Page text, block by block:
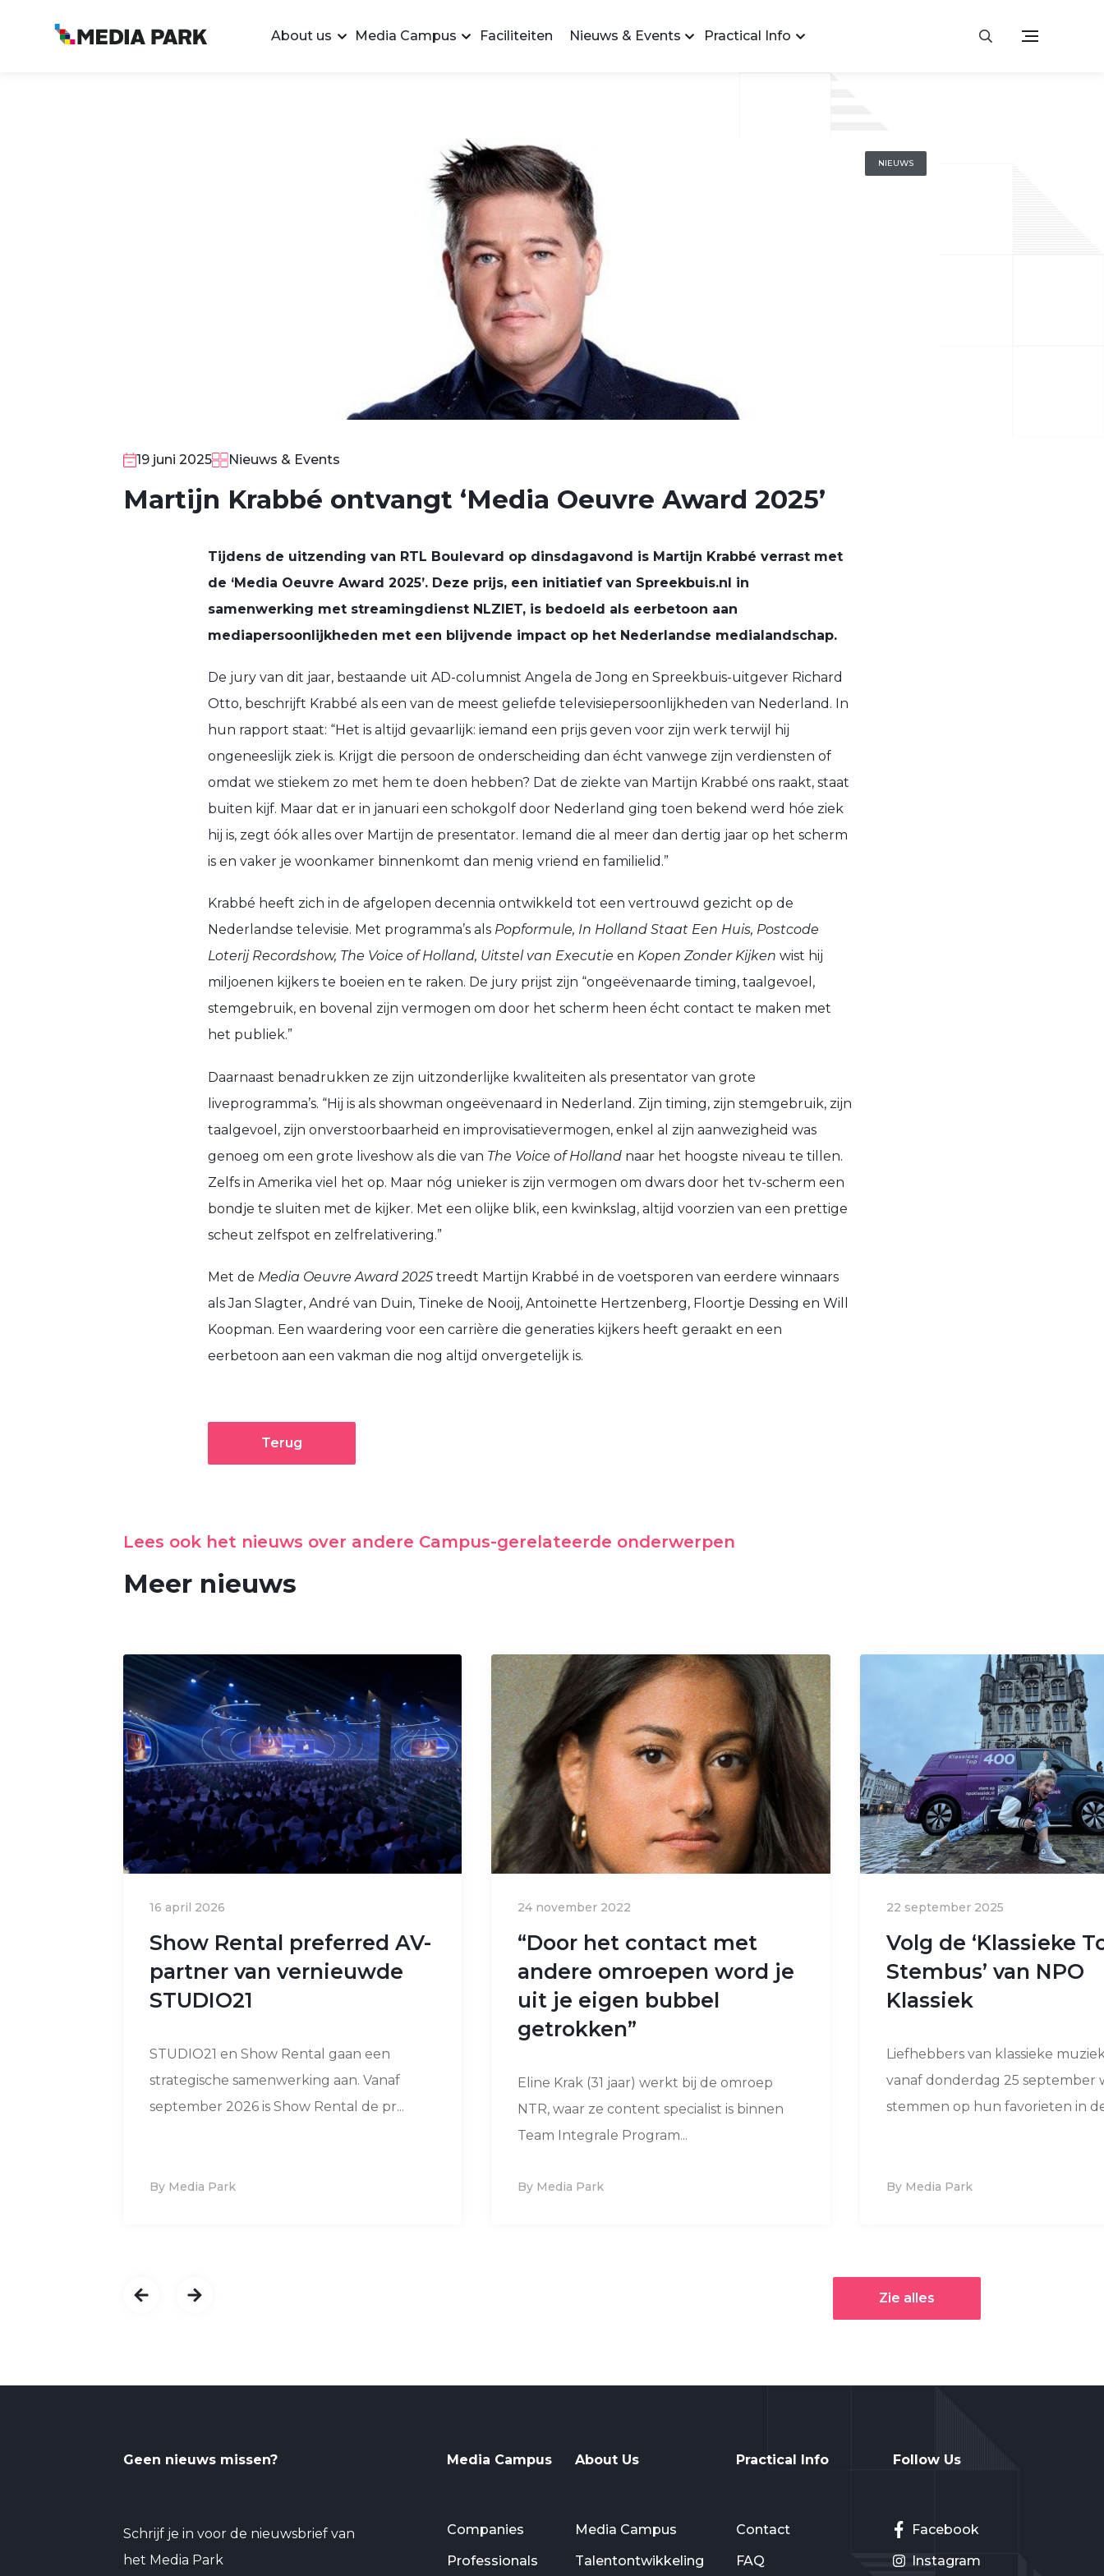
About us Media Campus Faciliteiten Nieuws & Events Practical Info
NIEUWS
19 juni 2025 Nieuws & Events
Martijn Krabbé ontvangt ‘Media Oeuvre Award 2025’
Tijdens de uitzending van RTL Boulevard op dinsdagavond is Martijn Krabbé verrast met
de ‘Media Oeuvre Award 2025’. Deze prijs, een initiatief van Spreekbuis.nl in
samenwerking met streamingdienst NLZIET, is bedoeld als eerbetoon aan
mediapersoonlijkheden met een blijvende impact op het Nederlandse medialandschap.
De jury van dit jaar, bestaande uit AD-columnist Angela de Jong en Spreekbuis-uitgever Richard
Otto, beschrijft Krabbé als een van de meest geliefde televisiepersoonlijkheden van Nederland. In
hun rapport staat: “Het is altijd gevaarlijk: iemand een prijs geven voor zijn werk terwijl hij
ongeneeslijk ziek is. Krijgt die persoon de onderscheiding dan écht vanwege zijn verdiensten of
omdat we stiekem zo met hem te doen hebben? Dat de ziekte van Martijn Krabbé ons raakt, staat
buiten kijf. Maar dat er in januari een schokgolf door Nederland ging toen bekend werd hóe ziek
hij is, zegt óók alles over Martijn de presentator. Iemand die al meer dan dertig jaar op het scherm
is en vaker je woonkamer binnenkomt dan menig vriend en familielid.”
Krabbé heeft zich in de afgelopen decennia ontwikkeld tot een vertrouwd gezicht op de
Nederlandse televisie. Met programma’s als Popformule, In Holland Staat Een Huis, Postcode
Loterij Recordshow, The Voice of Holland, Uitstel van Executie en Kopen Zonder Kijken wist hij
miljoenen kijkers te boeien en te raken. De jury prijst zijn “ongeëvenaarde timing, taalgevoel,
stemgebruik, en bovenal zijn vermogen om door het scherm heen écht contact te maken met
het publiek.”
Daarnaast benadrukken ze zijn uitzonderlijke kwaliteiten als presentator van grote
liveprogramma’s. “Hij is als showman ongeëvenaard in Nederland. Zijn timing, zijn stemgebruik, zijn
taalgevoel, zijn onverstoorbaarheid en improvisatievermogen, enkel al zijn aanwezigheid was
genoeg om een grote liveshow als die van The Voice of Holland naar het hoogste niveau te tillen.
Zelfs in Amerika viel het op. Maar nóg unieker is zijn vermogen om dwars door het tv-scherm een
bondje te sluiten met de kijker. Met een olijke blik, een kwinkslag, altijd voorzien van een prettige
scheut zelfspot en zelfrelativering.”
Met de Media Oeuvre Award 2025treedt Martijn Krabbé in de voetsporen van eerdere winnaars
als Jan Slagter, André van Duin, Tineke de Nooij, Antoinette Hertzenberg, Floortje Dessing en Will
Koopman. Een waardering voor een carrière die generaties kijkers heeft geraakt en een
eerbetoon aan een vakman die nog altijd onvergetelijk is.
Terug
Lees ook het nieuws over andere Campus-gerelateerde onderwerpen
Meer nieuws
16 april 2026
Show Rental preferred AV-
partner van vernieuwde
STUDIO21
STUDIO21 en Show Rental gaan een
strategische samenwerking aan. Vanaf
september 2026 is Show Rental de pr...
By Media Park
24 november 2022
“Door het contact met
andere omroepen word je
uit je eigen bubbel
getrokken”
Eline Krak (31 jaar) werkt bij de omroep
NTR, waar ze content specialist is binnen
Team Integrale Program...
By Media Park
22 september 2025
Volg de ‘Klassieke
Stembus’ van NPO
Klassiek
Liefhebbers van klassieke
vanaf donderdag 25 september
stemmen op hun favorieten in
By Media Park
Zie alles
Geen nieuws missen?
Schrijf je in voor de nieuwsbrief van
het Media Park
Media Campus
Companies
Professionals
About Us
Media Campus
Talentontwikkeling
Practical Info
Contact
FAQ
Follow Us
Facebook
Instagram